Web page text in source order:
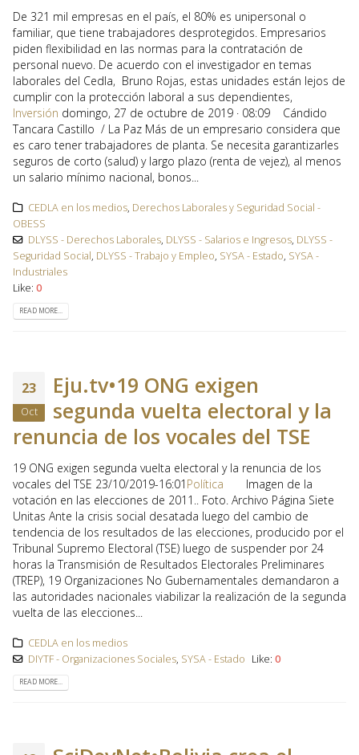
De 321 mil empresas en el país, el 80% es unipersonal o
familiar, que tiene trabajadores desprotegidos. Empresarios
piden flexibilidad en las normas para la contratación de
personal nuevo. De acuerdo con el investigador en temas
laborales del Cedla, Bruno Rojas, estas unidades están lejos de
cumplir con la protección laboral a sus dependientes,
Inversión domingo, 27 de octubre de 2019 · 08:09 Cándido
Tancara Castillo / La Paz Más de un empresario considera que
es caro tener trabajadores de planta. Se necesita garantizarles
seguros de corto (salud) y largo plazo (renta de vejez), al menos
un salario mínimo nacional, bonos...
CEDLA en los medios, Derechos Laborales y Seguridad Social -
OBESS
DLYSS - Derechos Laborales, DLYSS - Salarios e Ingresos, DLYSS -
Seguridad Social, DLYSS - Trabajo y Empleo, SYSA - Estado, SYSA -
Industriales
Like: 0
READ MORE...
23
Oct
Eju.tv•19 ONG exigen
segunda vuelta electoral y la
renuncia de los vocales del TSE
19 ONG exigen segunda vuelta electoral y la renuncia de los
vocales del TSE 23/10/2019-16:01 Política
Imagen de la
votación en las elecciones de 2011.. Foto. Archivo Página Siete
Unitas Ante la crisis social desatada luego del cambio de
tendencia de los resultados de las elecciones, producido por el
Tribunal Supremo Electoral (TSE) luego de suspender por 24
horas la Transmisión de Resultados Electorales Preliminares
(TREP), 19 Organizaciones No Gubernamentales demandaron a
las autoridades nacionales viabilizar la realización de la segunda
vuelta de las elecciones...
CEDLA en los medios
DIYTF - Organizaciones Sociales, SYSA - Estado Like: 0
READ MORE...